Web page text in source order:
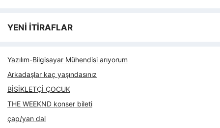
YENİ İTİRAFLAR
Yazılım-Bilgisayar Mühendisi arıyorum
Arkadaşlar kaç yaşındasınız
BİSİKLETÇİ ÇOCUK
THE WEEKND konser bileti
çap/yan dal